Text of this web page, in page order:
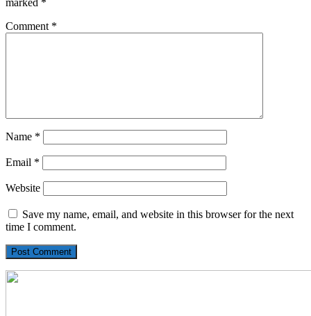
Comment *
Name *
Email *
Website
Save my name, email, and website in this browser for the next
time I comment.